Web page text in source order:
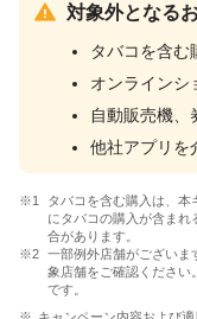
対象外となる
タバコを含む
オンラインシ
自動販売機、
他社アプリを
タバコを含む購入は、本
にタバコの購入が含ま
合があります。
一部例外店舗がございま
象店舗をご確認ください
です。
キャンペーン内容および